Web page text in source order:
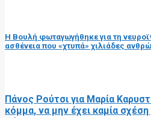
Η Βουλή φωταγωγήθηκε για τη
ασθένεια που «χτυπά» χιλιάδες
Πάνος Ρούτσι για Μαρία
κόμμα, να μην έχει καμία